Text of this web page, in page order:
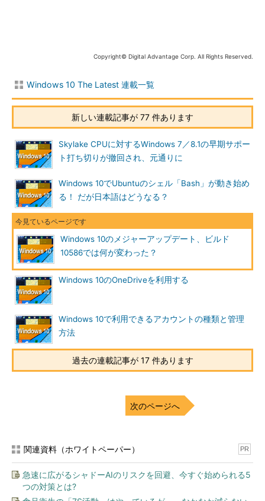
Windows 10新ビルドの導入
2015年7月の正式リリース後も、開発途中のビルドはInsider
Previewプログラム（開発者向けのテストプログラム）を通じて
にとっては、このビルド10586が最初のメジャーなアップデート
となる。今後はこのような更新が年に何度か発生することになる
Windows 10の更新版はWindows Updateを通じて提供される
ため、通常のセキュリティパッチやService Packなどと同様に適
用しておけばよいと考えがちだ。しかし、OSそのものが大幅に
更新されるため、いくらか勝手が異なる点がある。
単なるセキュリティパッチと違うのは、アップデートの前後で
OSの機能などが変更され、以前と同じように使えなくなること
があるところだ。ほとんどの場合は使い勝手がよくなることの方
が多いが、時々設定画面やボタンなどのレイアウトが変更された
り、（ボタンやラベルなどの）名前や場所、機能などが変更され
ることがある。企業内でマニュアルなどを作成している場合は、
どのバージョンを利用しているのか、特に注意が必要だろう。
また新バージョンへのアップデート作業は、いくつかのファイ
以前のユーザー環境を引き継いだまま新規アップグレードインス
トールしているような感じである。アップデート作業には短くて
た時と同じくらいだと考えればよい）、その間は通常の作業が全
くできない。また、うまく引き継げなくて、アップデート後に設
定が変わってしまったり、手作業でいくらか再設定作業などが必
要になったり、などという事例もいくつか報告されている。なの
で、アップデート作業を行う場合は、時間的な余裕のあるときに
Copyright© Digital Advantage Corp. All Rights Reserved.
Windows 10 The Latest 連載一覧
新しい連載記事が 77 件あります
Skylake CPUに対するWindows 7／8.1の早期サポー
ト打ち切りが撤回され、元通りに
Windows 10でUbuntuのシェル「Bash」が動き始め
る！ だが日本語はどうなる？
Windows 10のメジャーアップデート、ビルド
10586では何が変わった？
Windows 10のOneDriveを利用する
Windows 10で利用できるアカウントの種類と管理
方法
過去の連載記事が 17 件あります
次のページへ
関連資料（ホワイトペーパー） PR
急速に広がるシャドーAIのリスクを回避、今すぐ始められる5
つの対策とは?